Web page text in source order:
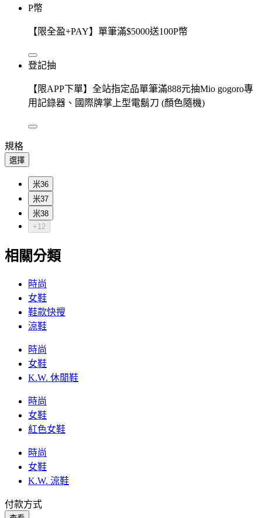
P幣
【限全盈+PAY】單筆滿$5000送100P幣
登記抽
【限APP下單】全站指定品單筆滿888元抽Mio gogoro專
用記錄器、國際牌掌上型電鬍刀 (顏色隨機)
規格
選擇
米36
米37
米38
+12
相關分類
時尚
女鞋
鞋款快搜
涼鞋
時尚
女鞋
K.W. 休閒鞋
時尚
女鞋
紅色女鞋
時尚
女鞋
K.W. 涼鞋
付款方式